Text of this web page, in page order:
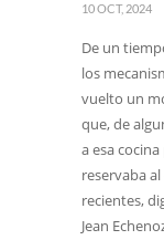
10 OCT, 2024
De un
los
vuelto un
que, de
a esa
reservaba
recientes,
Jean